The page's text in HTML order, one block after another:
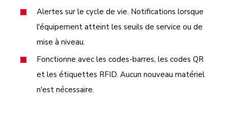
Alertes sur le cycle de vie. Notifications lorsque
l'équipement atteint les seuils de service ou de
mise à niveau.
Fonctionne avec les codes-barres, les codes QR
et les étiquettes RFID. Aucun nouveau matériel
n'est nécessaire.